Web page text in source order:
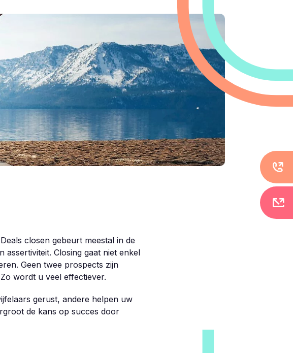
closen gebeurt meestal in de
assertiviteit. Closing gaat niet enkel
Geen twee prospects zijn
wordt u veel effectiever.
gerust, andere helpen uw
de kans op succes door